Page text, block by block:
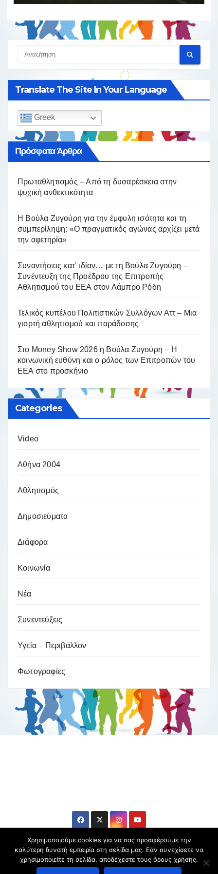
Translate The Site In Your Language
Greek
Πρόσφατα Άρθρα
Πρωταθλητισμός – Από τη δυσαρέσκεια στην
ψυχική ανθεκτικότητα
Η Βούλα Ζυγούρη για την έμφυλη ισότητα και τη
συμπερίληψη: «Ο πραγματικός αγώνας αρχίζει μετά
την αφετηρία»
Συναντήσεις κατ’ ιδίαν… με τη Βούλα Ζυγούρη –
Συνέντευξη της Προέδρου της Επιτροπής
Αθλητισμού του ΕΕΑ στον Λάμπρο Ρόδη
Τελικός κυπέλου Πολιτιστικών Συλλόγων Αττ – Μια
γιορτή αθλητισμού και παράδοσης
Στο Money Show 2026 η Βούλα Ζυγούρη – Η
κοινωνική ευθύνη και ο ρόλος των Επιτροπών του
ΕΕΑ στο προσκήνιο
Categories
Video
Αθήνα 2004
Αθλητισμός
Δημοσιεύματα
Διάφορα
Κοινωνία
Νέα
Συνεντεύξεις
Υγεία – Περιβάλλον
Φωτογραφίες
Copyright © 2006-2026 Βούλα Ζυγούρη - All rights reserved | Theme by
Χρησιμοποιούμε cookies για να σας προσφέρουμε την
καλύτερη δυνατή εμπειρία στη σελίδα μας. Εάν συνεχίσετε να
χρησιμοποιείτε τη σελίδα, αποδέχεστε τους όρους χρήσης.